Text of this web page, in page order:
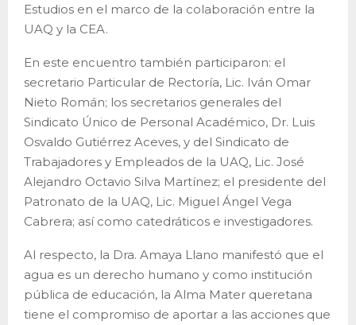
Estudios en el marco de la colaboración entre la
UAQ y la CEA.
En este encuentro también participaron: el
secretario Particular de Rectoría, Lic. Iván Omar
Nieto Román; los secretarios generales del
Sindicato Único de Personal Académico, Dr. Luis
Osvaldo Gutiérrez Aceves, y del Sindicato de
Trabajadores y Empleados de la UAQ, Lic. José
Alejandro Octavio Silva Martínez; el presidente del
Patronato de la UAQ, Lic. Miguel Ángel Vega
Cabrera; así como catedráticos e investigadores.
Al respecto, la Dra. Amaya Llano manifestó que el
agua es un derecho humano y como institución
pública de educación, la Alma Mater queretana
tiene el compromiso de aportar a las acciones que